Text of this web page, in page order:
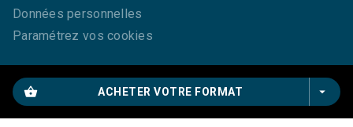
shopping_basket ACHETER VOTRE FORMAT arrow_drop_down
Données personnelles
Paramétrez vos cookies
GRASSET© 2026